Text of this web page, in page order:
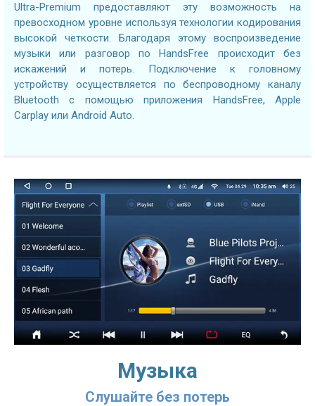
Ultra-Premium предоставляют эту возможность на
превосходном уровне используя технологии кодирования
высокой четкости. Благодаря этому воспроизведение
музыки или разговор по HandsFree происходит без
искажений и потерь. Подключение к головному
устройству осуществляется по беспроводному каналу
Bluetooth с помощью приложения HandsFree, Apple
Carplay или Android Auto.
Музыка
Слушайте без потерь